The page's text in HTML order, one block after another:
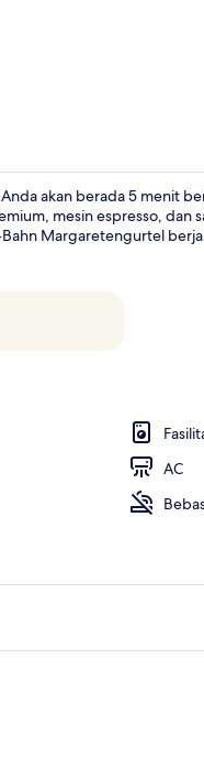
akan berada 5 menit
mesin espresso,
Margaretengurtel
AC